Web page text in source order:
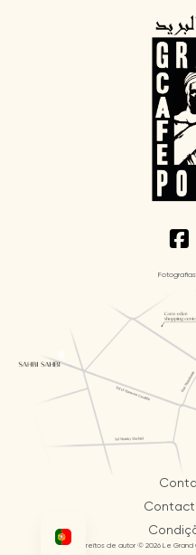
Direitos de autor © 2026 Le